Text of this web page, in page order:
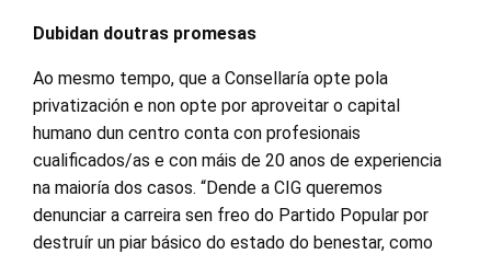
Dubidan doutras promesas
Ao mesmo tempo, que a Consellaría opte pola
privatización e non opte por aproveitar o capital
humano dun centro conta con profesionais
cualificados/as e con máis de 20 anos de experiencia
na maioría dos casos. “Dende a CIG queremos
denunciar a carreira sen freo do Partido Popular por
destruír un piar básico do estado do benestar, como